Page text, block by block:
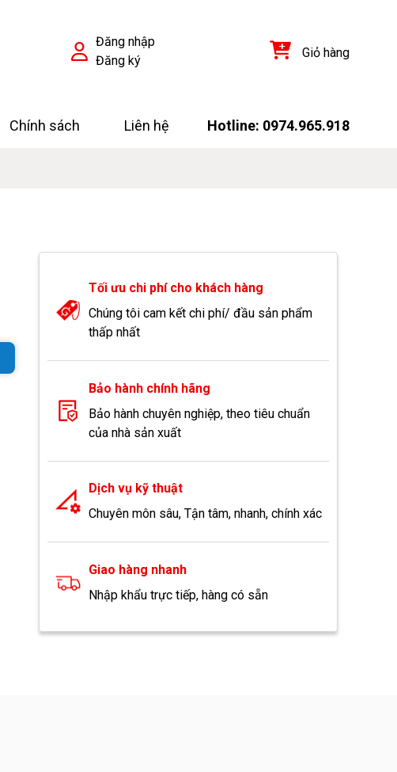
Đăng nhập
Đăng ký
Giỏ hàng
Chính sách Liên hệ Hotline: 0974.965.918
Tối ưu chi phí cho khách hàng
Chúng tôi cam kết chi phí/ đầu sản phẩm
thấp nhất
Bảo hành chính hãng
Bảo hành chuyên nghiệp, theo tiêu chuẩn
của nhà sản xuất
Dịch vụ kỹ thuật
Chuyên môn sâu, Tận tâm, nhanh, chính xác
Giao hàng nhanh
Nhập khẩu trực tiếp, hàng có sẵn